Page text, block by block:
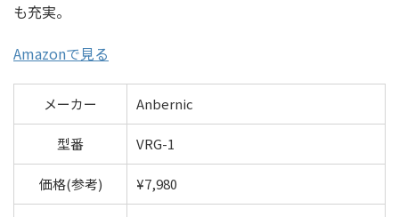
も充実。
Amazonで見る
メーカー Anbernic
型番 VRG-1
価格(参考) ¥7,980